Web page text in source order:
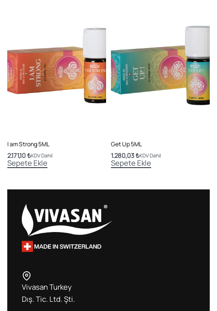
I am Strong 5ML
2.171,10₺KDV Dahil
Sepete Ekle
Get Up 5ML
1.280,03₺KDV Dahil
Sepete Ekle
Vivasan Turkey
Dış. Tic. Ltd. Şti.